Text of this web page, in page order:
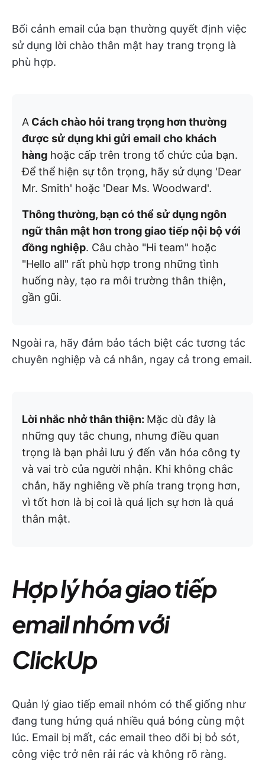
Bối cảnh email của bạn thường quyết định việc
sử dụng lời chào thân mật hay trang trọng là
phù hợp.
A Cách chào hỏi trang trọng hơn thường
được sử dụng khi gửi email cho khách
hàng hoặc cấp trên trong tổ chức của bạn.
Để thể hiện sự tôn trọng, hãy sử dụng 'Dear
Mr. Smith' hoặc 'Dear Ms. Woodward'.
Thông thường, bạn có thể sử dụng ngôn
ngữ thân mật hơn trong giao tiếp nội bộ với
đồng nghiệp. Câu chào "Hi team" hoặc
"Hello all" rất phù hợp trong những tình
huống này, tạo ra môi trường thân thiện,
gần gũi.
Ngoài ra, hãy đảm bảo tách biệt các tương tác
chuyên nghiệp và cá nhân, ngay cả trong email.
Lời nhắc nhở thân thiện: Mặc dù đây là
những quy tắc chung, nhưng điều quan
trọng là bạn phải lưu ý đến văn hóa công ty
và vai trò của người nhận. Khi không chắc
chắn, hãy nghiêng về phía trang trọng hơn,
vì tốt hơn là bị coi là quá lịch sự hơn là quá
thân mật.
Hợp lý hóa giao tiếp
email nhóm với
ClickUp
Quản lý giao tiếp email nhóm có thể giống như
đang tung hứng quá nhiều quả bóng cùng một
lúc. Email bị mất, các email theo dõi bị bỏ sót,
công việc trở nên rải rác và không rõ ràng.